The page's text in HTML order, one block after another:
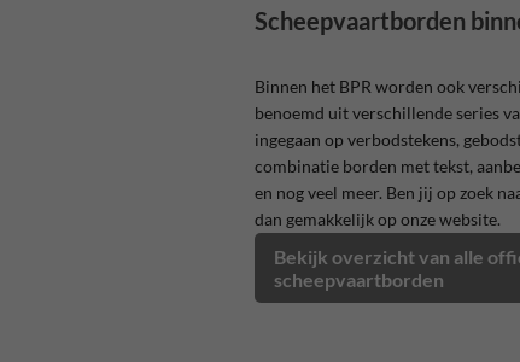
Scheepvaartborden
Binnen het BPR worden ook
benoemd uit verschillende series
ingegaan op verbodstekens,
combinatie borden met tekst,
en nog veel meer. Ben jij op zoek
dan gemakkelijk op onze website.
Bekijk overzicht van alle
scheepvaartborden